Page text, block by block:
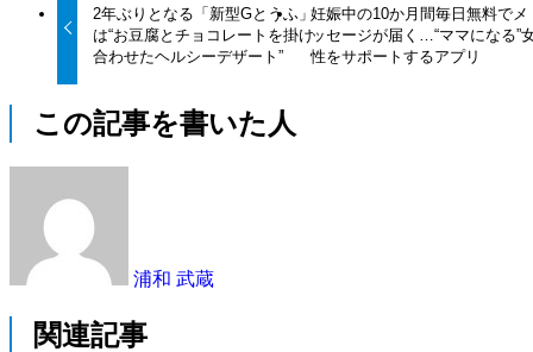
2年ぶりとなる「新型Gとうふ」
は“お豆腐とチョコレートを掛け
合わせたヘルシーデザート”
妊娠中の10か月間毎日無料でメ
ッセージが届く…“ママになる”
性をサポートするアプリ
この記事を書いた人
浦和 武蔵
関連記事